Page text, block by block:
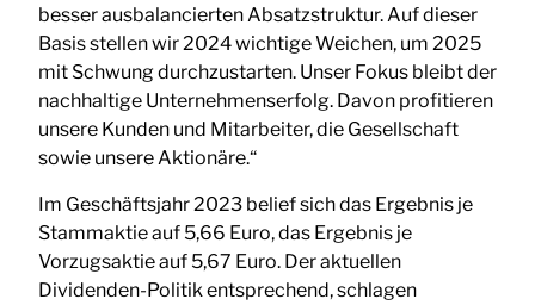
besser ausbalancierten Absatzstruktur. Auf dieser
Basis stellen wir 2024 wichtige Weichen, um 2025
mit Schwung durchzustarten. Unser Fokus bleibt der
nachhaltige Unternehmenserfolg. Davon profitieren
unsere Kunden und Mitarbeiter, die Gesellschaft
sowie unsere Aktionäre.“
Im Geschäftsjahr 2023 belief sich das Ergebnis je
Stammaktie auf 5,66 Euro, das Ergebnis je
Vorzugsaktie auf 5,67 Euro. Der aktuellen
Dividenden-Politik entsprechend, schlagen